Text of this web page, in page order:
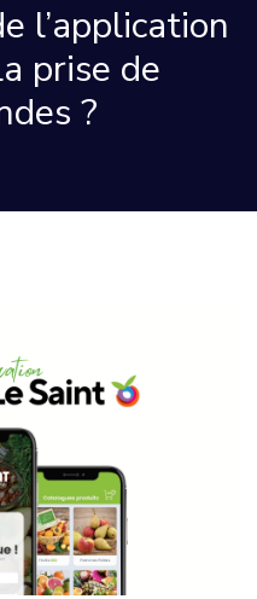
l’application
prise de
?